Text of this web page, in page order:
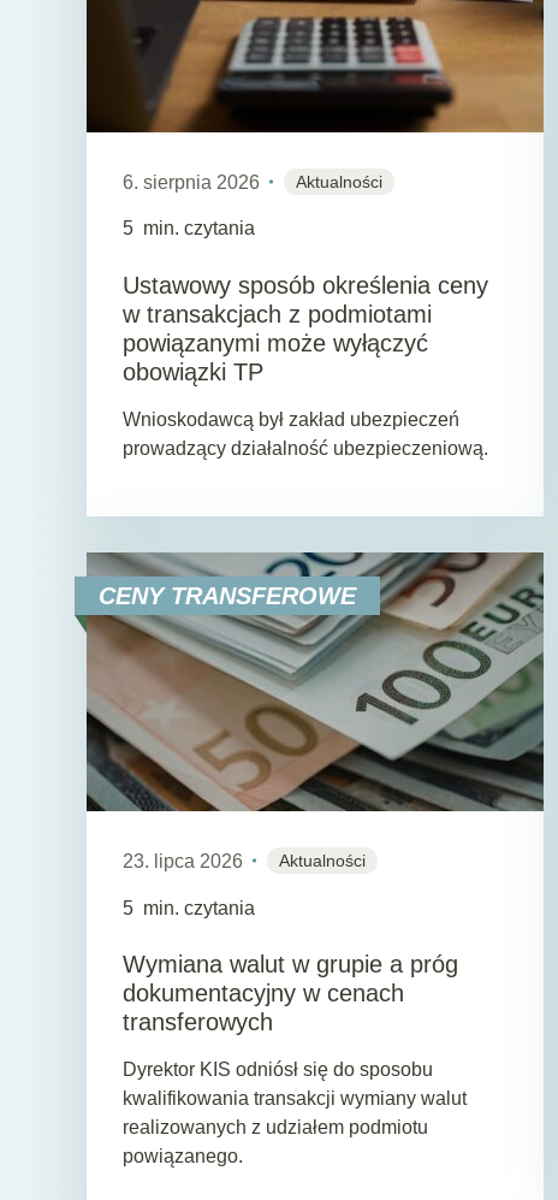
6. sierpnia 2026 Aktualności
5 min. czytania
Ustawowy sposób określenia ceny
w transakcjach z podmiotami
powiązanymi może wyłączyć
obowiązki TP
Wnioskodawcą był zakład ubezpieczeń
prowadzący działalność ubezpieczeniową.
CENY TRANSFEROWE
23. lipca 2026 Aktualności
5 min. czytania
Wymiana walut w grupie a próg
dokumentacyjny w cenach
transferowych
Dyrektor KIS odniósł się do sposobu
kwalifikowania transakcji wymiany walut
realizowanych z udziałem podmiotu
powiązanego.